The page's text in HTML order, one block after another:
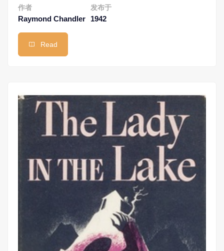
作者
Raymond Chandler
发布于
1942
Read